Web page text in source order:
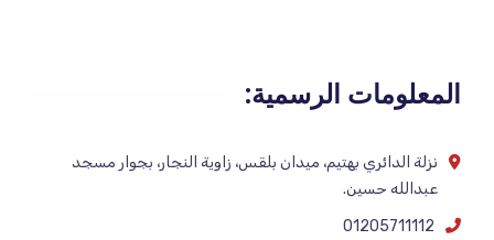
المعلومات الرسمية:
نزلة الدائري بهتيم، ميدان بلقس، زاوية النجار، بجوار مسجد
عبدالله حسين.
01205711112